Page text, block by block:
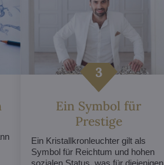
Ein Symbol für
Prestige
Ein Kristallkronleuchter gilt als
Symbol für Reichtum und hohen